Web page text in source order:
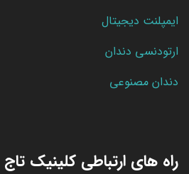
ایمپلنت دیجیتال
ارتودنسی دندان
دندان مصنوعی
راه های ارتباطی کلینیک تاج